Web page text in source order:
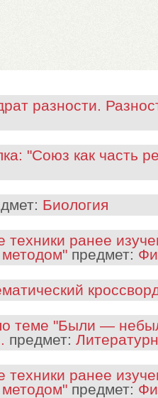
разности.
"Союз как часть
Биология
ранее
методом" предмет:
теме "Были —
предмет:
ранее
методом" предмет: